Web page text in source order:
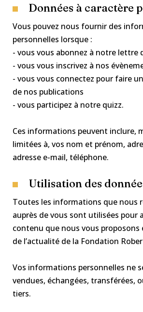
Données à caractère
Vous pouvez nous fournir des
personnelles lorsque :
- vous vous abonnez à notre lettre
- vous vous inscrivez à nos
- vous vous connectez pour faire
de nos publications
- vous participez à notre quizz.
Ces informations peuvent inclure,
limitées à, vos nom et prénom,
adresse e-mail, téléphone.
Utilisation des
Toutes les informations que nous
auprès de vous sont utilisées pour
contenu que nous vous
de l’actualité de la Fondation
Vos informations personnelles ne
vendues, échangées, transférées,
tiers.